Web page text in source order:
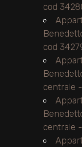
cod
cod
centrale
centrale